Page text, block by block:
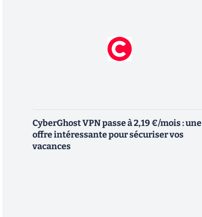
CyberGhost VPN passe à 2,19 €/mois : une
offre intéressante pour sécuriser vos
vacances